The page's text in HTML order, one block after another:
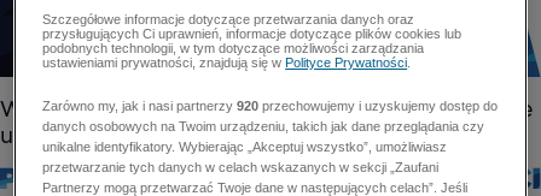
Szczegółowe informacje dotyczące przetwarzania danych oraz
przysługujących Ci uprawnień, informacje dotyczące plików cookies lub
podobnych technologii, w tym dotyczące możliwości zarządzania
ustawieniami prywatności, znajdują się wPolityce Prywatności
Zarówno my, jak i nasi partnerzy920 przechowujemy i uzyskujemy dostęp do
danych osobowych na Twoim urządzeniu, takich jak dane przeglądania czy
unikalne identyfikatory. Wybierając „Akceptuj wszystko”, umożliwiasz
przetwarzanie tych danych w celach wskazanych w sekcji „Zaufani
Partnerzy mogą przetwarzać Twoje dane w następujących celach”. Jeśli